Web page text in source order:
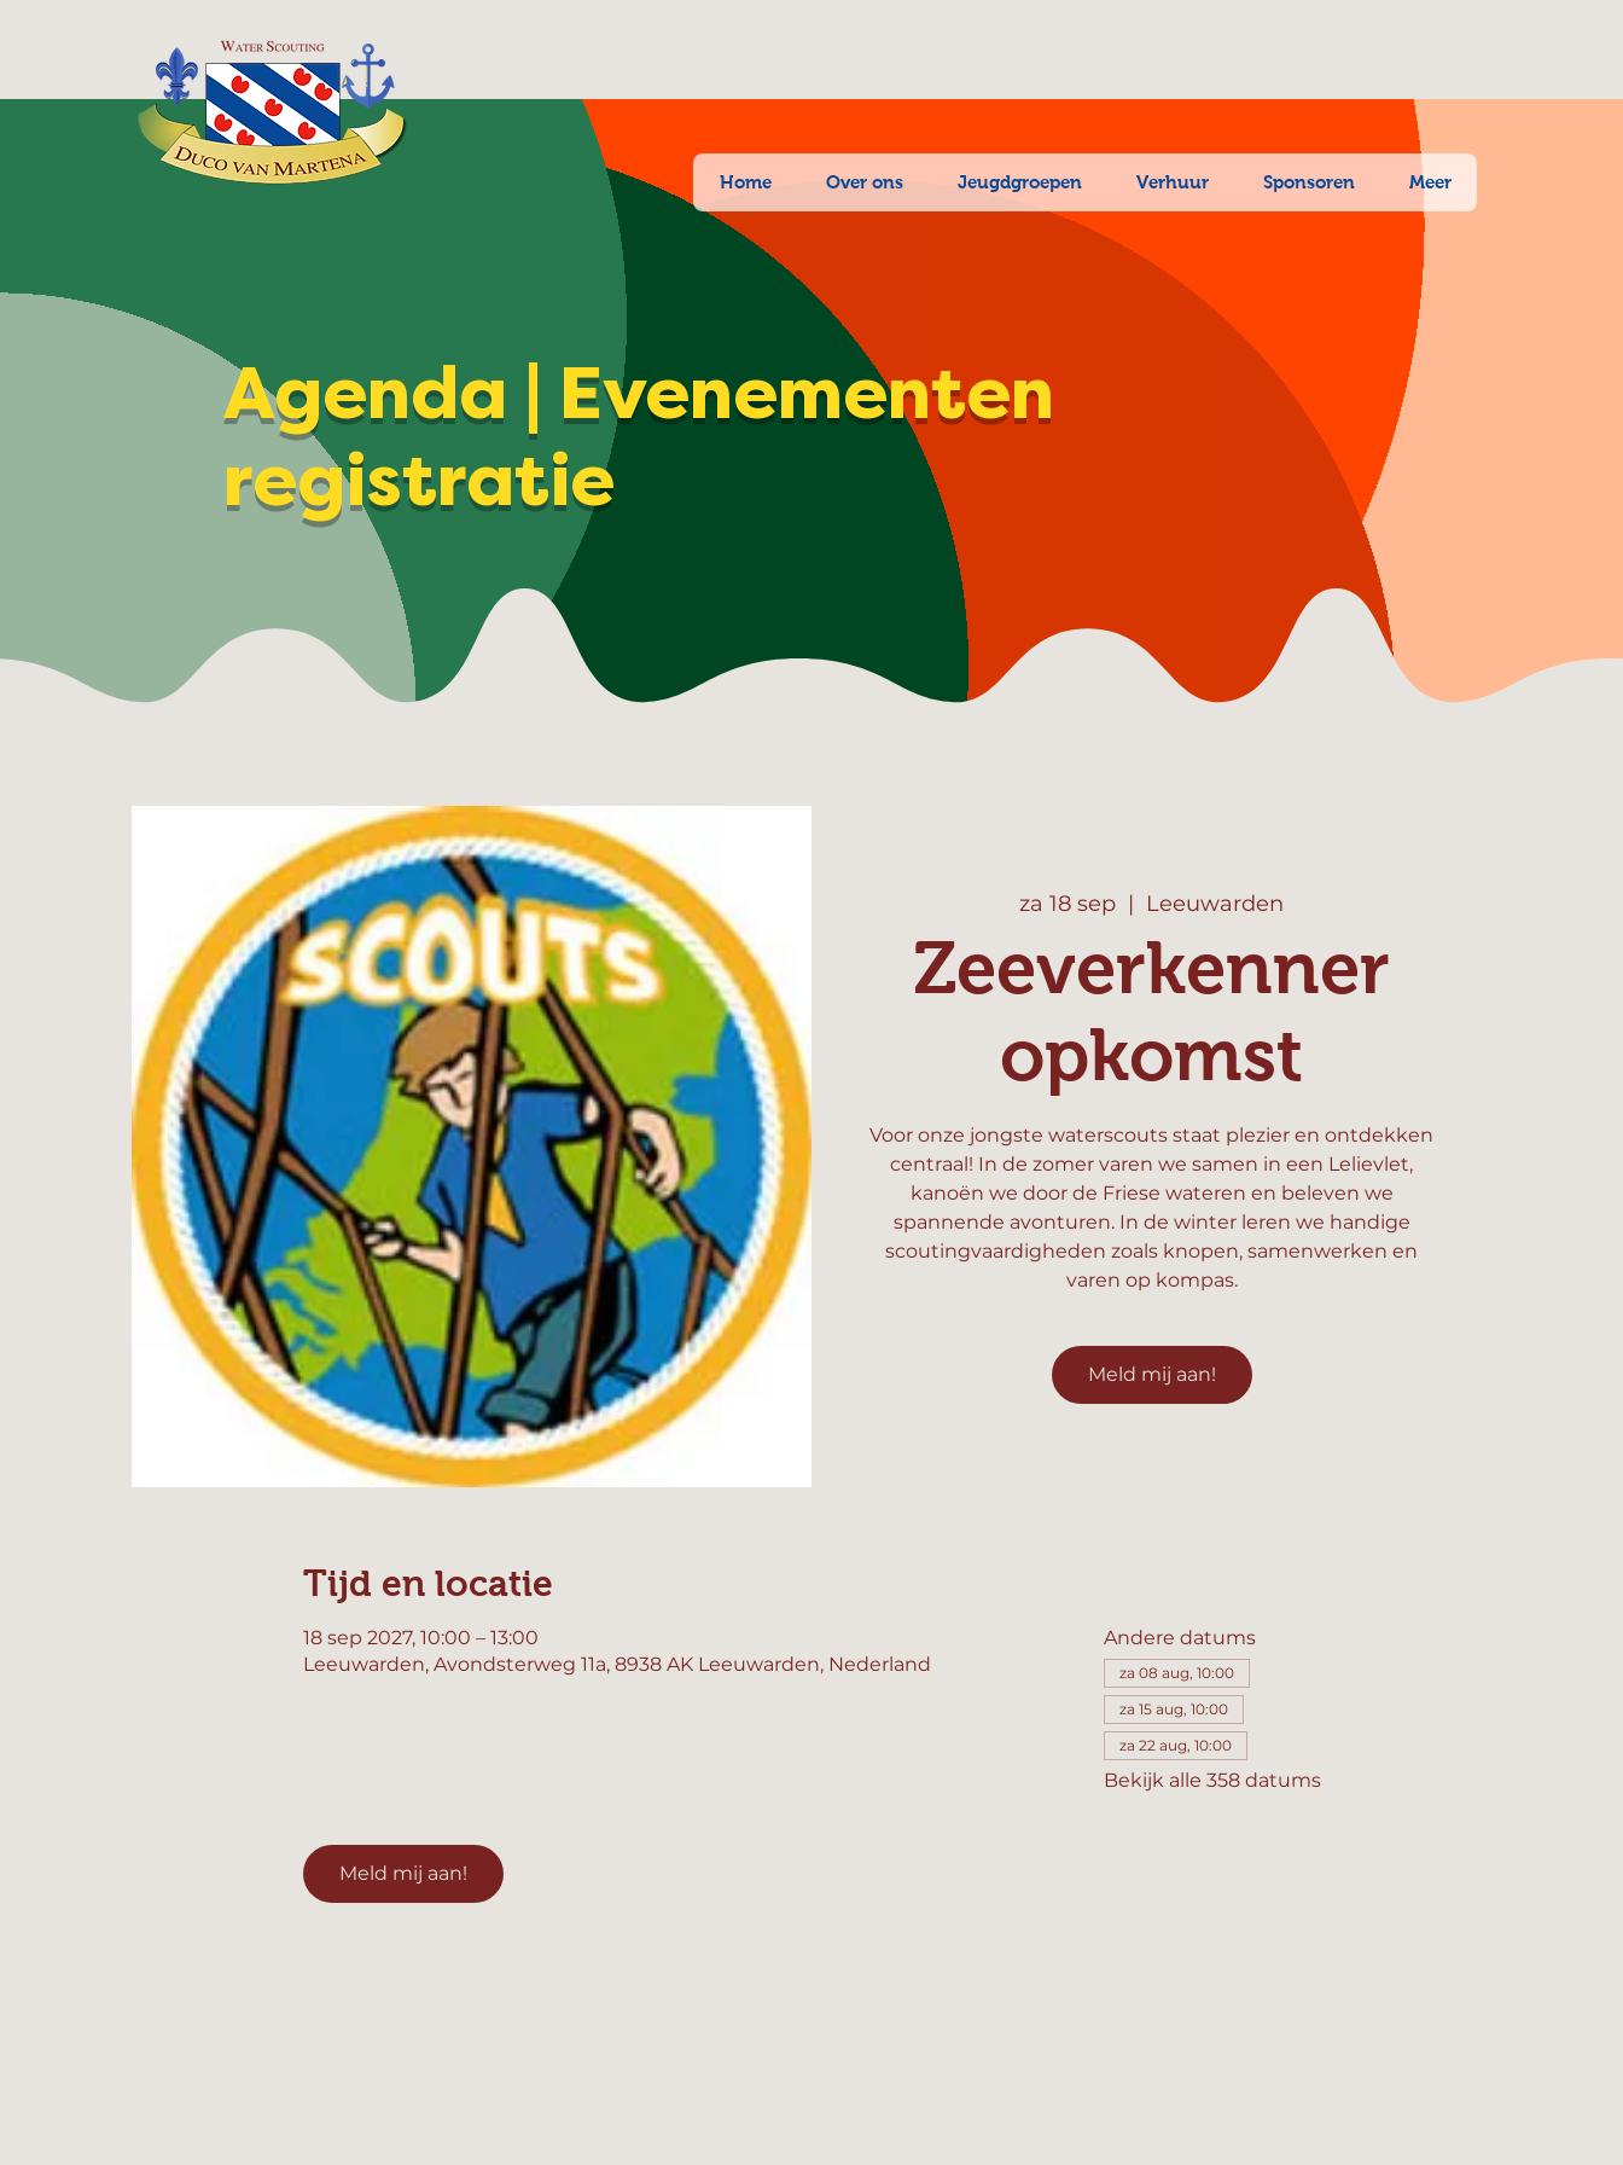
Home Over ons Jeugdgroepen Verhuur Sponsoren Meer
Agenda | Evenementen
registratie
za 18 sep
  |
Leeuwarden
Zeeverkenner
opkomst
Voor onze jongste waterscouts staat plezier en ontdekken
centraal! In de zomer varen we samen in een Lelievlet,
kanoën we door de Friese wateren en beleven we
spannende avonturen. In de winter leren we handige
scoutingvaardigheden zoals knopen, samenwerken en
varen op kompas.
Meld mij aan!
Tijd en locatie
18 sep 2027, 10:00 – 13:00
Leeuwarden, Avondsterweg 11a, 8938 AK Leeuwarden, Nederland
Andere datums
za 08 aug, 10:00
za 15 aug, 10:00
za 22 aug, 10:00
Bekijk alle 358 datums
Meld mij aan!